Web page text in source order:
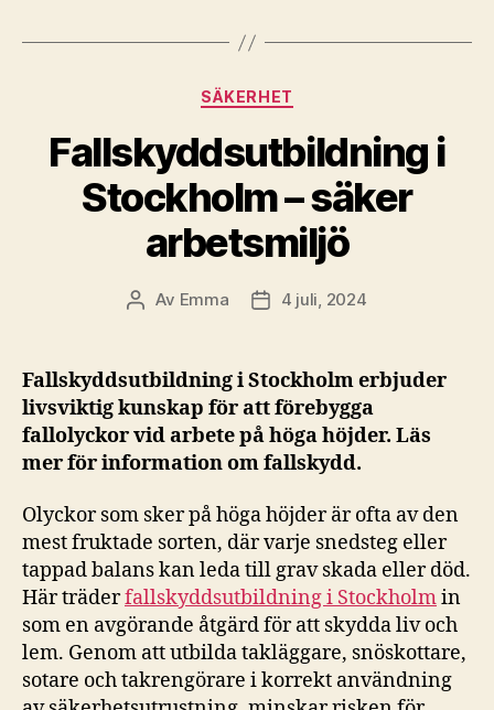
Kategorier
SÄKERHET
Fallskyddsutbildning i
Stockholm – säker
arbetsmiljö
Inläggsförfattare
Av Emma Inläggsdatum
4 juli, 2024
Fallskyddsutbildning i Stockholm erbjuder
livsviktig kunskap för att förebygga
fallolyckor vid arbete på höga höjder. Läs
mer för information om fallskydd.
Olyckor som sker på höga höjder är ofta av den
mest fruktade sorten, där varje snedsteg eller
tappad balans kan leda till grav skada eller död.
Här träderfallskyddsutbildning i Stockholmin
som en avgörande åtgärd för att skydda liv och
lem. Genom att utbilda takläggare, snöskottare,
sotare och takrengörare i korrekt användning